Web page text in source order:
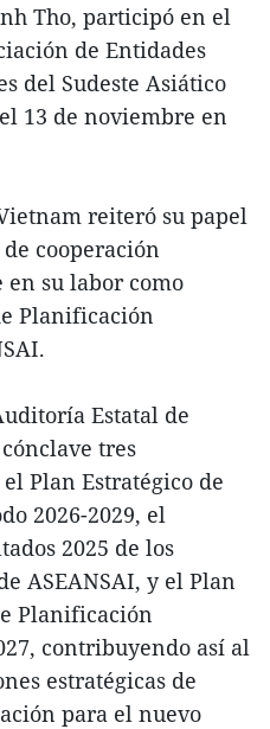
Tho, participó en el
de Entidades
del Sudeste Asiático
13 de noviembre en
reiteró su papel
cooperación
su labor como
Planificación
Estatal de
tres
Plan Estratégico de
2026-2029, el
2025 de los
ASEANSAI, y el Plan
Planificación
contribuyendo así al
estratégicas de
para el nuevo